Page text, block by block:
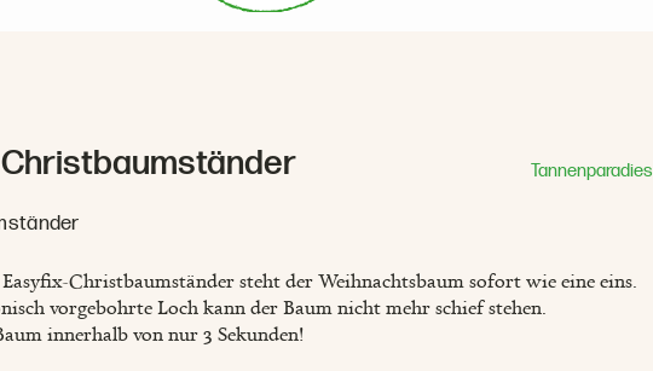
Öffnungszeiten
Kontakt
Schulobst
Individuelle Kiste
Reservierung
Tannenparadies
Christbaumständer steht der Weihnachtsbaum sofort wie eine eins.
vorgebohrte Loch kann der Baum nicht mehr schief stehen.
innerhalb von nur 3 Sekunden!